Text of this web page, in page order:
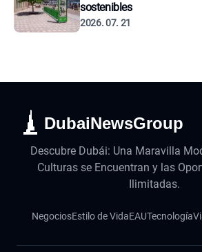
sostenibles
2026. 07. 21
DubaiNewsGroup
Descubre Dubái: Una Maravilla
Culturas se Encuentran y las
Ilimitadas.
NegociosEstilo de VidaEAUTecnología